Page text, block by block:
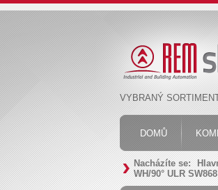
VYBRANÝ
DOMŮ
Nacházíte se:
WH/90° ULR SW868